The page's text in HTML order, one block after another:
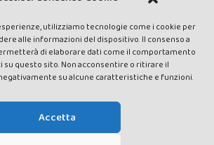
utilizziamo tecnologie come i cookie per
alle informazioni del dispositivo. Il consenso a
di elaborare dati come il comportamento
su questo sito. Non acconsentire o ritirare il
su alcune caratteristiche e funzioni.
Accetta
registrata presso il Tribunale di Siena con
del 12/04/2014 - Direttrice Responsabile: Chiara
- Editore: Valdichiana